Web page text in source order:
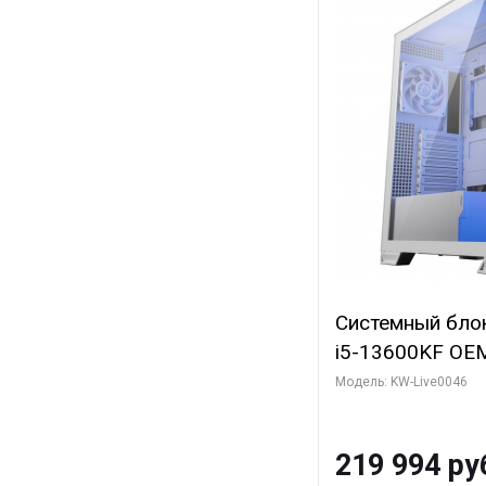
Системный
i5-13600KF
7, C14 8EC/
SSD)
Модель: KW-Live0046
219 994